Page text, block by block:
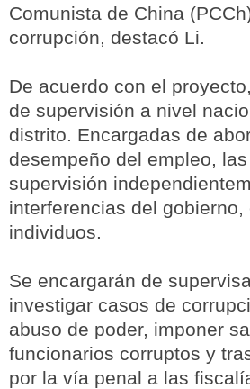
Comunista de China
corrupción, destacó Li.
De acuerdo con el
de supervisión a nivel
distrito. Encargadas de
desempeño del empleo,
supervisión
interferencias del
individuos.
Se encargarán de
investigar casos de
abuso de poder, imponer
funcionarios corruptos y
por la vía penal a las